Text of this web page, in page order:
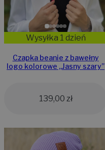
Wysyłka 1 dzień
Czapka beanie z bawełny
logo kolorowe „Jasny szary”
139,00 zł